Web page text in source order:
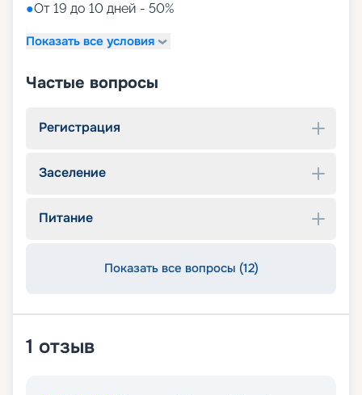
●От 19 до 10 дней - 50%
Показать все условия
Частые вопросы
Регистрация
Заселение
Питание
Показать все вопросы (12)
1 отзыв